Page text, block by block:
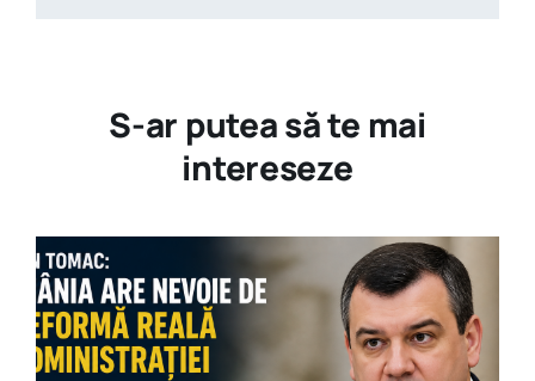
S-ar putea să te mai
intereseze